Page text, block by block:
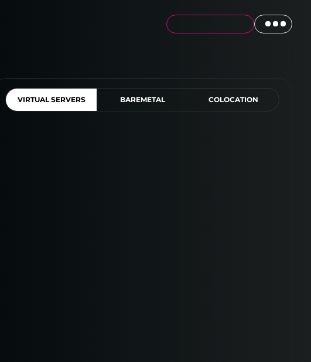
VIRTUAL SERVERS BAREMETAL COLOCATION